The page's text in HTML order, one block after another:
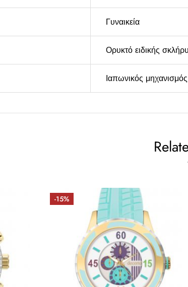
Γυναικεία
Ορυκτό ειδικής
Ιαπωνικός
-15%